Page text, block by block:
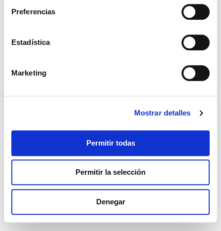
Preferencias
Estadística
Marketing
Mostrar detalles
Permitir todas
Permitir la selección
Denegar